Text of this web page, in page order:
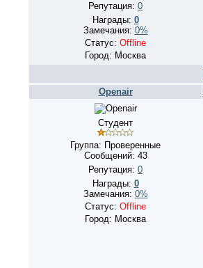
Репутация: 0
Награды: 0
Замечания: 0%
Статус: Offline
Город: Москва
Openair
Студент
Группа: Проверенные
Сообщений: 43
Репутация: 0
Награды: 0
Замечания: 0%
Статус: Offline
Город: Москва